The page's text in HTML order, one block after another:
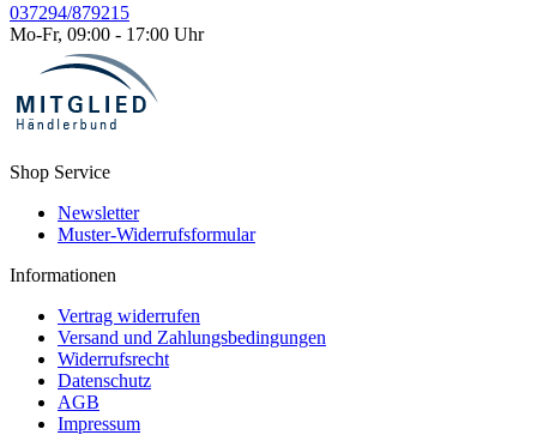
037294/879215
Mo-Fr, 09:00 - 17:00 Uhr
Shop Service
Newsletter
Muster-Widerrufsformular
Informationen
Vertrag widerrufen
Versand und Zahlungsbedingungen
Widerrufsrecht
Datenschutz
AGB
Impressum